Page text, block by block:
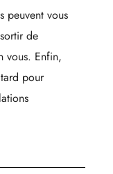
peuvent vous
de
vous. Enfin,
tard pour